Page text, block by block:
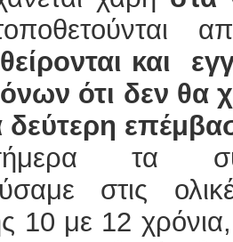
και
ότι δεν θα
δεύτερη
τα
στις
10 με 12